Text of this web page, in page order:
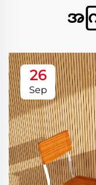
အက
26
Sep